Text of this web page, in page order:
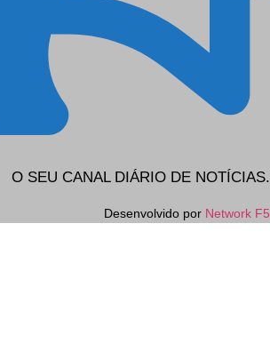
O SEU CANAL DIÁRIO DE NOTÍCIAS.
Desenvolvido por Network F5